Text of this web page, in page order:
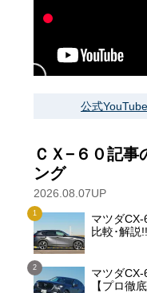
公式
ＣＸ−６０記事
ング
2026.08.07UP
マツダ
比較･解説
マツダ
【プロ徹